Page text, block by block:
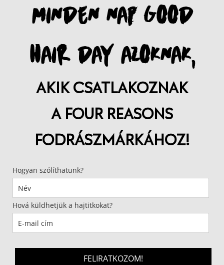
MINDEN NAP GOOD
HAIR DAY AZOKNAK,
AKIK CSATLAKOZNAK
A FOUR REASONS
FODRÁSZMÁRKÁHOZ!
Hogyan szólíthatunk?
Hová küldhetjük a hajtitkokat?
FELIRATKOZOM!